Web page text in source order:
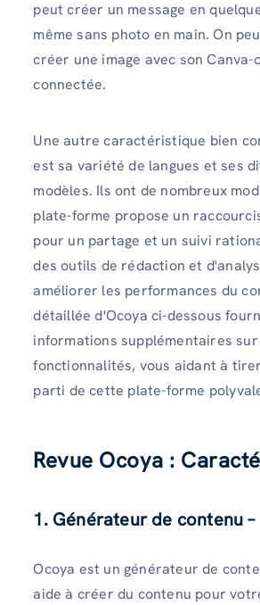
peut créer un message en
même sans photo en main. On
créer une image avec son Canva-
connectée.
Une autre caractéristique bien
est sa variété de langues et ses
modèles. Ils ont de nombreux
plate-forme propose un
pour un partage et un suivi
des outils de rédaction et
améliorer les performances du
détaillée d'Ocoya ci-dessous
informations supplémentaires sur
fonctionnalités, vous aidant à
parti de cette plate-forme
Revue Ocoya :
1. Générateur de contenu –
Ocoya est un générateur de
aide à créer du contenu pour